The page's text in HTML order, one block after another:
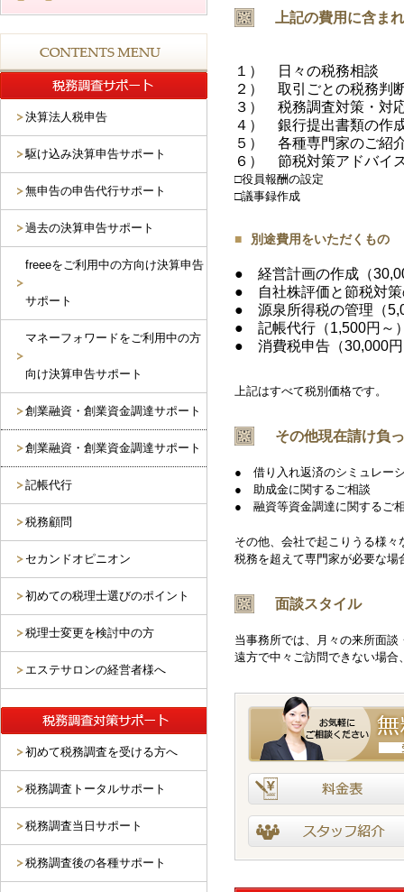
上記の費用に含ま
１） 日々の税務相談
２） 取引ごとの税務判
３） 税務調査対策・対
４） 銀行提出書類の作
５） 各種専門家のご紹
６） 節税対策アドバイ
□役員報酬の設定
□議事録作成
別途費用をいただくもの
● 経営計画の作成（
● 自社株評価と節税対策
● 源泉所得税の管理（
● 記帳代行（1,500円～
● 消費税申告（30,000
上記はすべて税別価格です。
その他現在請け負
● 借り入れ返済のシミュレー
● 助成金に関するご相談
● 融資等資金調達に関するご
その他、会社で起こりうる様
税務を超えて専門家が必要な
面談スタイル
当事務所では、月々の来所面
遠方で中々ご訪問できない場
決算法人税申告
駆け込み決算申告サポート
無申告の申告代行サポート
過去の決算申告サポート
freeeをご利用中の方向け決算申告
サポート
マネーフォワードをご利用中の方
向け決算申告サポート
創業融資・創業資金調達サポート
創業融資・創業資金調達サポート
記帳代行
税務顧問
セカンドオピニオン
初めての税理士選びのポイント
税理士変更を検討中の方
エステサロンの経営者様へ
初めて税務調査を受ける方へ
税務調査トータルサポート
税務調査当日サポート
税務調査後の各種サポート